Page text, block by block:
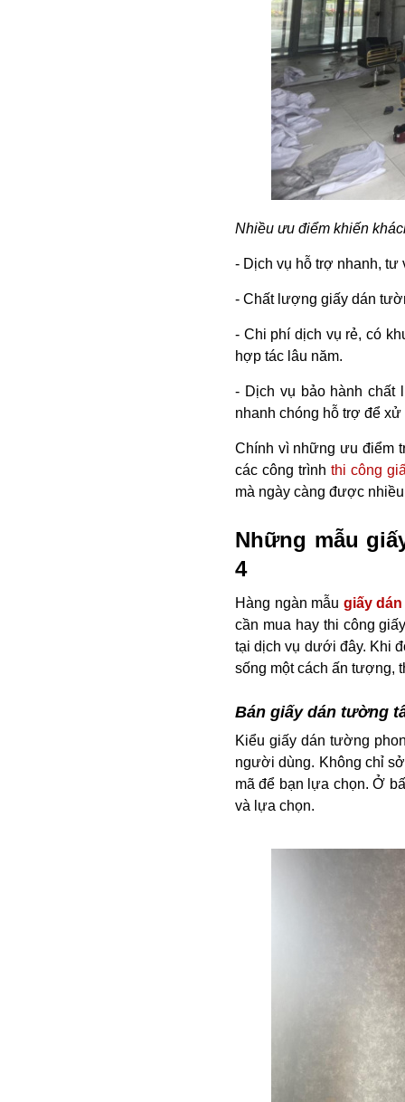
Nhiều ưu điểm khiến
- Dịch vụ hỗ trợ nhanh, tư
- Chất lượng giấy dán
- Chi phí dịch vụ rẻ, có
hợp tác lâu năm.
- Dịch vụ bảo hành chất
nhanh chóng hỗ trợ để
Chính vì những ưu điểm
các công trình thi công
mà ngày càng được
Những mẫu
4
Hàng ngàn mẫu giấy
cần mua hay thi công
tại dịch vụ dưới đây. Khi
sống một cách ấn tượng,
Bán giấy dán tường
Kiểu giấy dán tường
người dùng. Không chỉ
mã để bạn lựa chọn. Ở
và lựa chọn.